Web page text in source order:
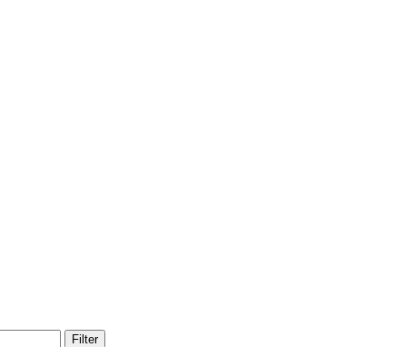
gekozen worden op de productpagina
Filter